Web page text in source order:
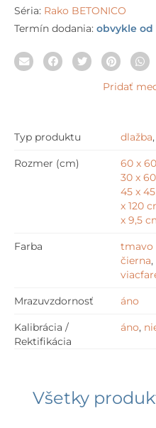
Séria: Rako BETONICO
Termín dodania: obvykle od
Pridať
Typ produktu dlažba,
Rozmer (cm) 60 x
30 x
45 x
x 120
x 9,5
Farba tmavo
čierna,
Mrazuvzdornosť áno
Kalibrácia /
Rektifikácia
áno,
Všetky